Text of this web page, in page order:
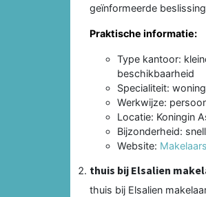
geïnformeerde
Praktische informatie:
Type kantoor:
beschikbaarheid
Specialiteit:
Werkwijze:
Locatie: Koningin
Bijzonderheid:
Website:
thuis bij Elsalien
thuis bij Elsalien